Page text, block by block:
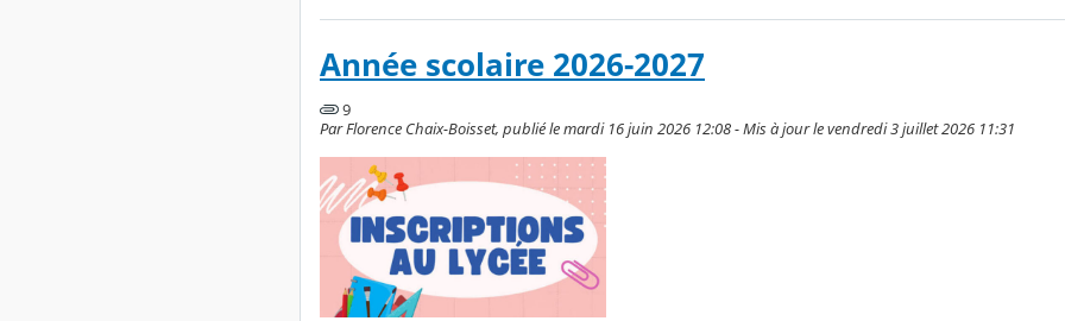
Année scolaire 2026-2027
9
Par Florence Chaix-Boisset, publié le mardi 16 juin 2026 12:08 - Mis à jour le vendredi 3 juillet 2026 11:31